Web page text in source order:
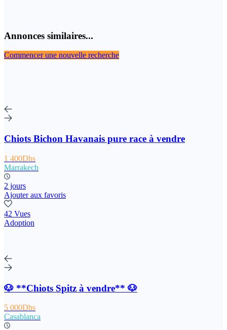
Annonces similaires...
Commencer une nouvelle recherche
Chiots Bichon Havanais pure race à vendre
1 400Dhs
Marrakech
2 jours
Ajouter aux favoris
42 Vues
Adoption
🐶 **Chiots Spitz à vendre** 🐶
5 000Dhs
Casablanca